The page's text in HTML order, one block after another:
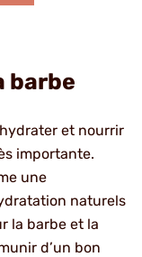
barbe
et nourrir
importante.
une
naturels
la barbe et la
d’un bon